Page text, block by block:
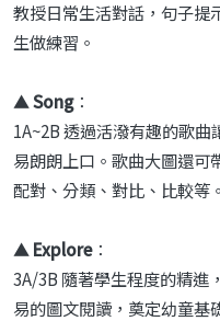
教授日常生活對話，句子提
生做練習。
▲Song：
1A~2B 透過活潑有趣的歌
易朗朗上口。歌曲大圖還可
配對、分類、對比、比較等。
▲ Explore：
3A/3B 隨著學生程度的精進
易的圖文閱讀，奠定幼童基